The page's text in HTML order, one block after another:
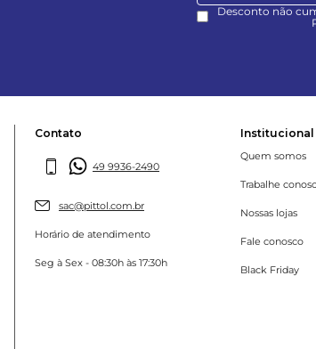
Desconto não
Contato
49 9936-2490
sac@pittol.com.br
Horário de atendimento
Seg à Sex - 08:30h às 17:30h
Institucional
Quem somos
Trabalhe
Nossas lojas
Fale conosco
Black Friday